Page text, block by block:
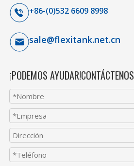
+86-(0)532 6609 8998
sale@flexitank.net.cn
¡PODEMOS AYUDAR!CONTÁCTENOS